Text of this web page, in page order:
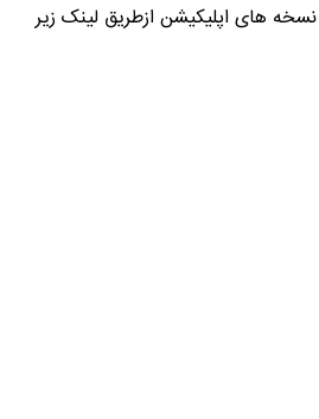
های اپلیکیشن ازطریق لینک زیر